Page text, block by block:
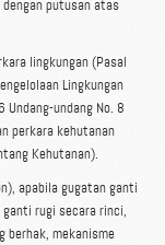
putusan atas
lingkungan (Pasal
Lingkungan
Undang-undang No. 8
perkara kehutanan
Kehutanan).
apabila gugatan ganti
rugi secara rinci,
berhak, mekanisme